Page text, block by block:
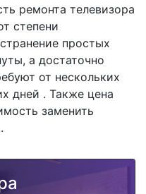
ремонта телевизора
степени
простых
а достаточно
от нескольких
дней . Также цена
заменить